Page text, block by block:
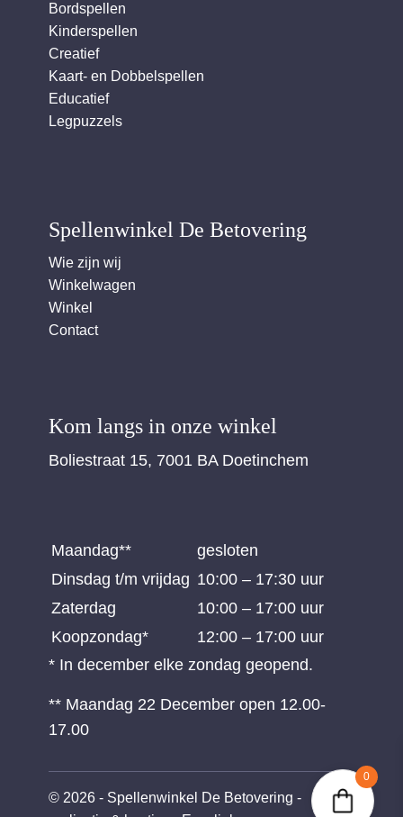
0
Bordspellen
Kinderspellen
Creatief
Kaart- en Dobbelspellen
Educatief
Legpuzzels
Spellenwinkel De Betover​ing
Wie zijn wij
Winkelwagen
Winkel
Contact
Kom langs in onze winkel
Boliestraat 15, 7001 BA Doetinchem
Maandag**
gesloten
Dinsdag t/m vrijdag 10:00 – 17:30 uur
Zaterdag
10:00 – 17:00 uur
Koopzondag*
12:00 – 17:00 uur
* In december elke zondag geopend.
** Maandag 22 December open 12.00-
17.00
© 2026 - Spellenwinkel De Betovering -